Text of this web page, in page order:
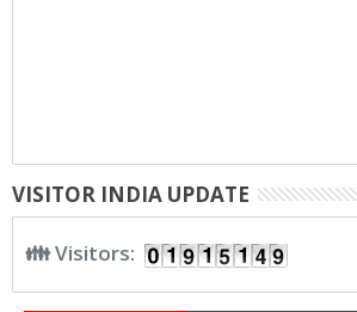
VISITOR INDIA UPDATE
👪 Visitors: